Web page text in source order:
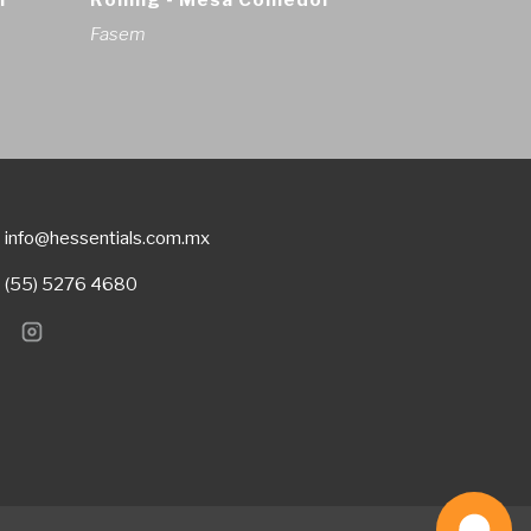
Fasem
info@hessentials.com.mx
(55) 5276 4680